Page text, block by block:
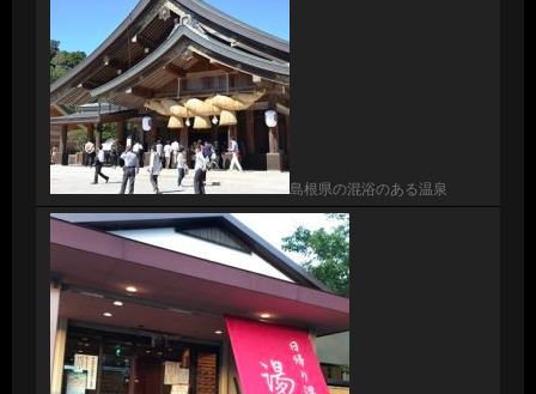
島根県の混浴のある温泉